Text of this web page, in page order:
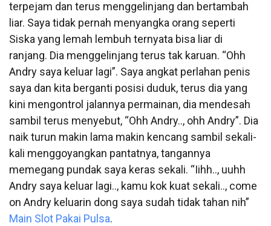
terpejam dan terus menggelinjang dan bertambah
liar. Saya tidak pernah menyangka orang seperti
Siska yang lemah lembuh ternyata bisa liar di
ranjang. Dia menggelinjang terus tak karuan. “Ohh
Andry saya keluar lagi”. Saya angkat perlahan penis
saya dan kita berganti posisi duduk, terus dia yang
kini mengontrol jalannya permainan, dia mendesah
sambil terus menyebut, “Ohh Andry.., ohh Andry”. Dia
naik turun makin lama makin kencang sambil sekali-
kali menggoyangkan pantatnya, tangannya
memegang pundak saya keras sekali. “Iihh.., uuhh
Andry saya keluar lagi.., kamu kok kuat sekali.., come
on Andry keluarin dong saya sudah tidak tahan nih”
Main Slot Pakai Pulsa.